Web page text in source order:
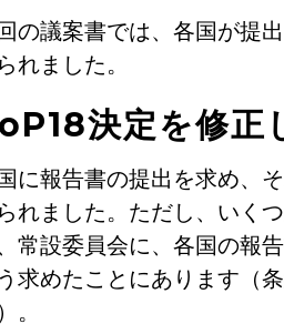
の議案書では、各国が提
れました。
決定を修正
に報告書の提出を求め、
れました。ただし、いく
常設委員会に、各国の報
求めたことにあります（
。